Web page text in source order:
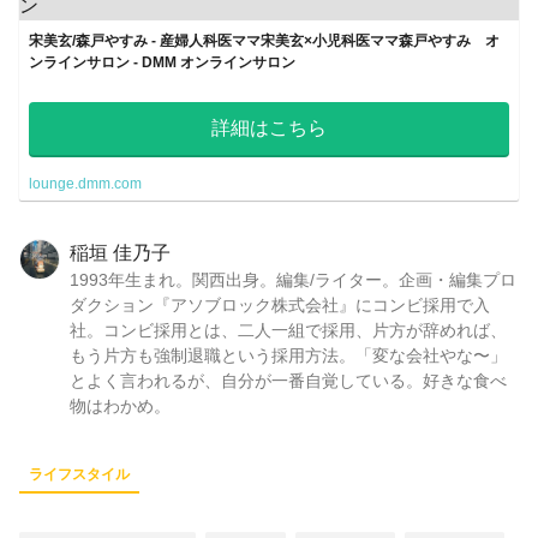
宋美玄/森戸やすみ - 産婦人科医ママ宋美玄×小児科医ママ森戸やすみ オ
ンラインサロン - DMM オンラインサロン
詳細はこちら
lounge.dmm.com
稲垣 佳乃子
1993年生まれ。関西出身。編集/ライター。企画・編集プロ
ダクション『アソブロック株式会社』にコンビ採用で入
社。コンビ採用とは、二人一組で採用、片方が辞めれば、
もう片方も強制退職という採用方法。「変な会社やな〜」
とよく言われるが、自分が一番自覚している。好きな食べ
物はわかめ。
ライフスタイル